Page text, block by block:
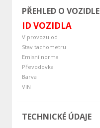
PŘEHLED O VOZIDLE
ID VOZIDLA
V provozu od
Stav tachometru
Emisní norma
Převodovka
Barva
VIN
TECHNICKÉ ÚDAJE